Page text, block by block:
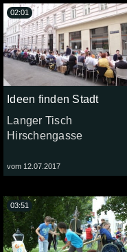
Ideen finden Stadt
Langer Tisch
Hirschengasse
vom 12.07.2017
02:01
03:51